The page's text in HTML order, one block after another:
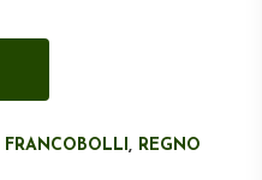
FRANCOBOLLI, REGNO